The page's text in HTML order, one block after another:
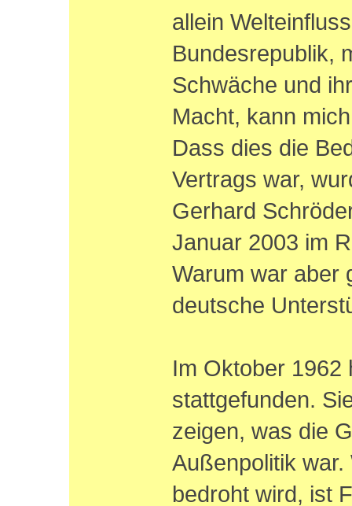
allein
Bundesrepublik,
Schwäche und
Macht, kann
Dass dies die
Vertrags war,
Gerhard
Januar 2003 im
Warum war aber
deutsche
Im Oktober 1962
stattgefunden.
zeigen, was die
Außenpolitik
bedroht wird, ist